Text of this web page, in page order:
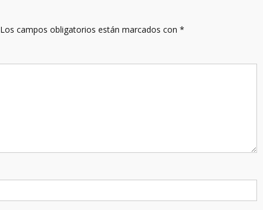
Los campos obligatorios están marcados con *